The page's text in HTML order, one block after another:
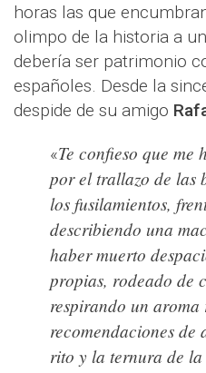
horas las que
olimpo de la historia a
debería ser patrimonio
españoles. Desde la
despide de su amigo
«Te confieso que
por el trallazo de las
los fusilamientos,
describiendo una
haber muerto
propias, rodeado de
respirando un aroma
recomendaciones de
rito y la ternura de